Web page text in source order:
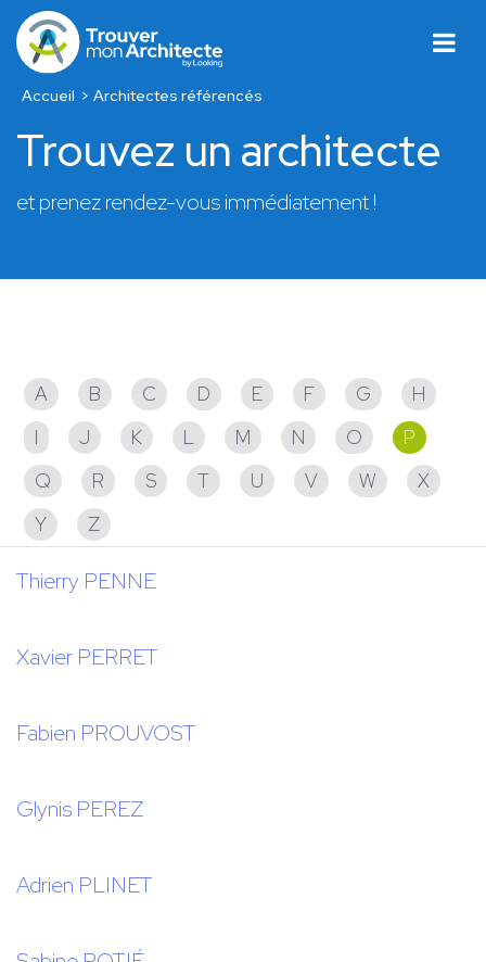
Accueil Architectes référencés
Trouvez un architecte
et prenez rendez-vous immédiatement !
A B C D E F G
H
I
J K L M N O
P
Q
R S T U V W
X
Y
Z
Thierry PENNE
Xavier PERRET
Fabien PROUVOST
Glynis PEREZ
Adrien PLINET